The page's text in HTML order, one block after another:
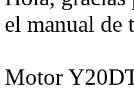
el manual de
Motor